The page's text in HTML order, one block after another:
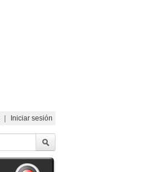
Iniciar sesión